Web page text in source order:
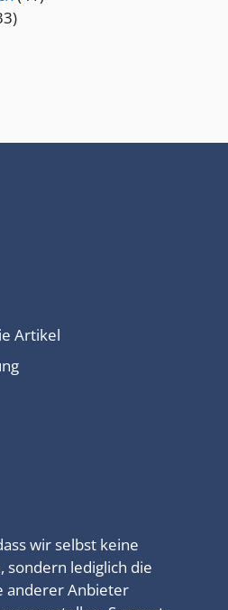
Artikel
wir selbst keine
sondern lediglich die
anderer Anbieter